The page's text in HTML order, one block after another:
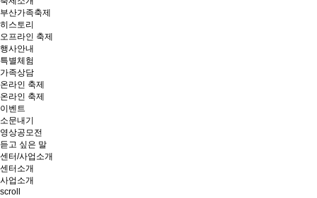
부산가족축제
히스토리
오프라인 축제
행사안내
특별체험
가족상담
온라인 축제
온라인 축제
이벤트
소문내기
영상공모전
듣고 싶은 말
센터/사업소개
센터소개
사업소개
scroll